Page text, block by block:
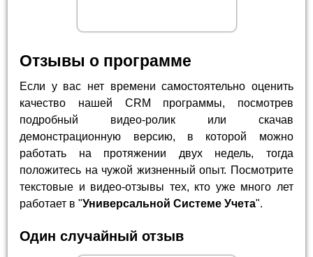
Отзывы о программе
Если у вас нет времени самостоятельно оценить
качество нашей CRM программы, посмотрев
подробный видео-ролик или скачав
демонстрационную версию, в которой можно
работать на протяжении двух недель, тогда
положитесь на чужой жизненный опыт. Посмотрите
текстовые и видео-отзывы тех, кто уже много лет
работает в "Универсальной Системе Учета".
Один случайный отзыв